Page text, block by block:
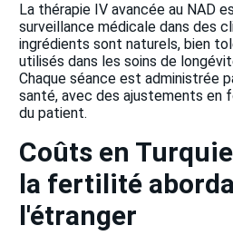
La thérapie IV avancée au NAD
surveillance médicale dans des
ingrédients sont naturels, bien
utilisés dans les soins de
Chaque séance est administrée
santé, avec des ajustements en
du patient.
Coûts en
la fertilité
l'étranger